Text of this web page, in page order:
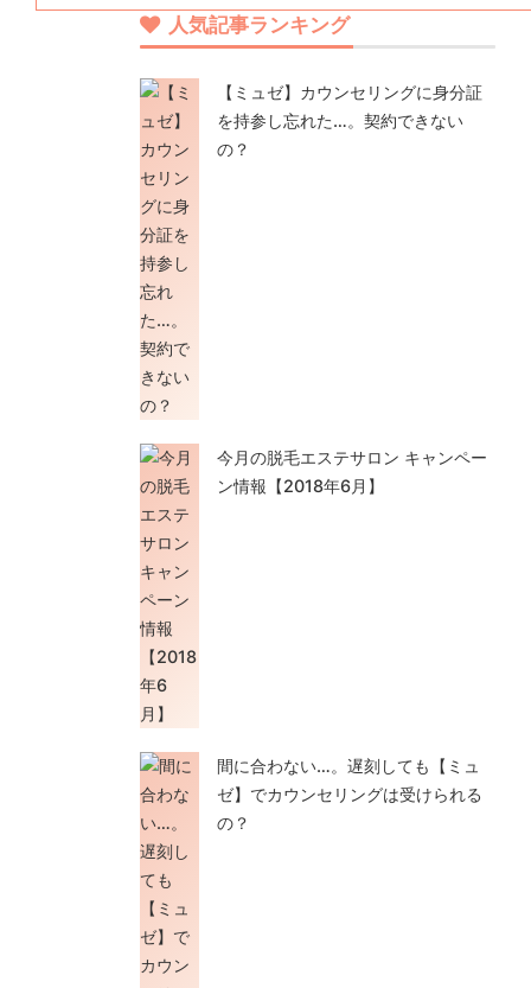
人気記事ランキング
【ミュゼ】カウンセリングに身分証
を持参し忘れた…。契約できない
の？
今月の脱毛エステサロン キャンペー
ン情報【2018年6月】
間に合わない…。遅刻しても【ミュ
ゼ】でカウンセリングは受けられる
の？